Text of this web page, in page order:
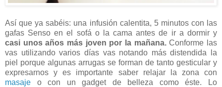
Así que ya sabéis: una infusión calentita, 5 minutos con las
gafas Senso en el sofá o la cama antes de ir a dormir y
casi unos años más joven por la mañana.Conforme las
vas utilizando varios días vas notando más distendida la
piel porque algunas arrugas se forman de tanto gesticular y
expresarnos y es importante saber relajar la zona con
masaje o con un gadget de belleza como éste. Lo